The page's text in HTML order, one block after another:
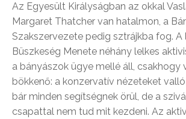
Az Egyesült Királyságban az okkal
Margaret Thatcher van hatalmon, a
Szakszervezete pedig sztrájkba fog. A
Büszkeség Menete néhány lelkes
a bányászok ügye mellé áll, csakhogy
bökkenő: a konzervatív nézeteket
bár minden segítségnek örül, de a
csapattal nem tud mit kezdeni. Az